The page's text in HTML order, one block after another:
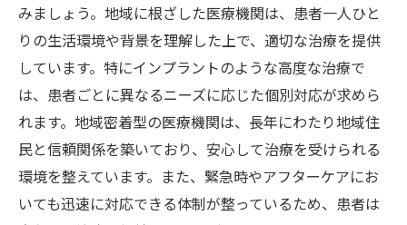
みましょう。地域に根ざした医療機関は、患者一人ひと
りの生活環境や背景を理解した上で、適切な治療を提供
しています。特にインプラントのような高度な治療で
は、患者ごとに異なるニーズに応じた個別対応が求めら
れます。地域密着型の医療機関は、長年にわたり地域住
民と信頼関係を築いており、安心して治療を受けられる
環境を整えています。また、緊急時やアフターケアにお
いても迅速に対応できる体制が整っているため、患者は